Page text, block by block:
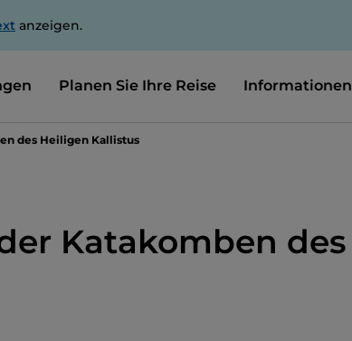
anzeigen.
Planen Sie Ihre Reise Informationen
des Heiligen Kallistus
Katakomben des